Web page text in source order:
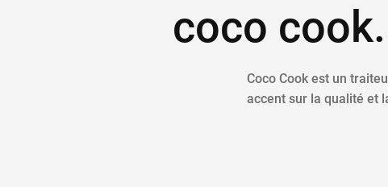
coco cook.
Coco Cook est un
accent sur la qualité et